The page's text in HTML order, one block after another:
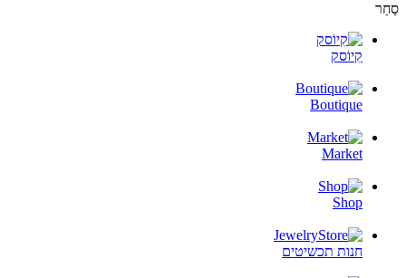
סַחַר
קִיוֹסק
Boutique
Market
Shop
חנות תכשיטים